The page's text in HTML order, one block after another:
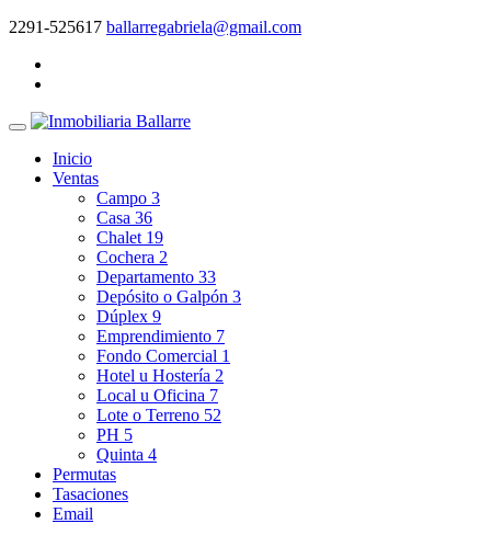
2291-525617 ballarregabriela@gmail.com
Inicio
Ventas
Campo 3
Casa 36
Chalet 19
Cochera 2
Departamento 33
Depósito o Galpón 3
Dúplex 9
Emprendimiento 7
Fondo Comercial 1
Hotel u Hostería 2
Local u Oficina 7
Lote o Terreno 52
PH 5
Quinta 4
Permutas
Tasaciones
Email